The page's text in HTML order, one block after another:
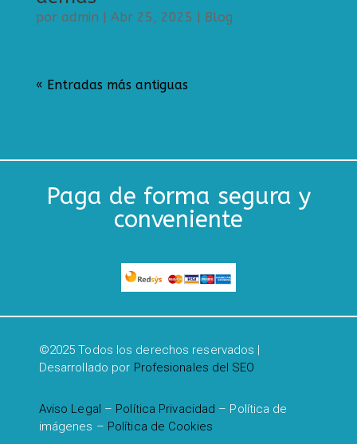
por admin | Abr 25, 2025 | Blog
« Entradas más antiguas
Paga de forma segura y
conveniente
©2025 Todos los derechos reservados |
Desarrollado por Profesionales del SEO
Aviso Legal – Política Privacidad – Política de
imágenes – Política de Cookies